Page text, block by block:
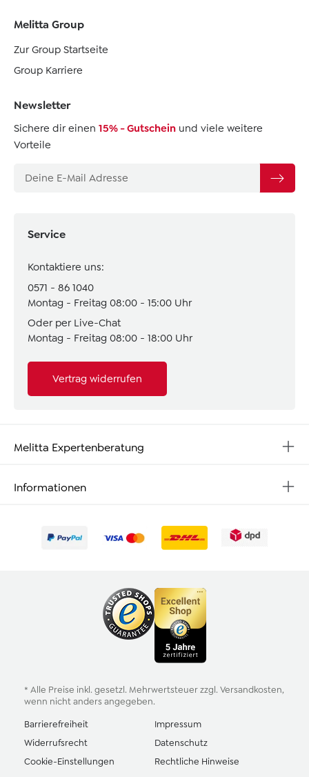
Service
Kontaktiere uns:
0571 - 86 1040
Montag - Freitag 08:00 - 15:00 Uhr
Oder per Live-Chat
Montag - Freitag 08:00 - 18:00 Uhr
Vertrag widerrufen
Melitta Expertenberatung
Informationen
Melitta Group
Zur Group Startseite
Group Karriere
Newsletter
Sichere dir einen 15% - Gutschein und viele weitere
Vorteile
* Alle Preise inkl. gesetzl. Mehrwertsteuer zzgl. Versandkosten,
wenn nicht anders angegeben.
Barrierefreiheit
Impressum
Widerrufsrecht
Datenschutz
Cookie-Einstellungen
Rechtliche Hinweise